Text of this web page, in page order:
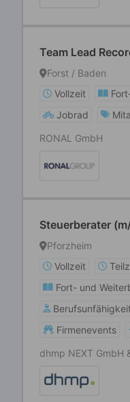
Team Lead
Forst / Baden
Vollzeit
Jobrad
RONAL GmbH
Steuerberater
Pforzheim
Vollzeit
Fort- und
Firmenevents
dhmp NEXT GmbH